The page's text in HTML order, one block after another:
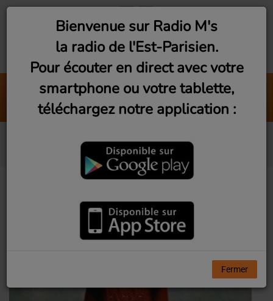
Sorry I'm Here For Someone Else
Benson Boone
Bienvenue sur Radio M's
la radio de l'Est-Parisien.
Pour écouter en direct avec votre
smartphone ou votre tablette,
téléchargez notre application :
Fermer